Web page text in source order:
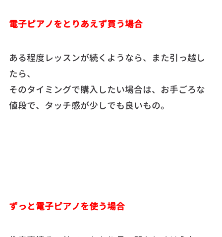
電子ピアノをとりあえず買う場合
ある程度レッスンが続くようなら、また引っ越し
たら、
そのタイミングで購入したい場合は、お手ごろな
値段で、タッチ感が少しでも良いもの。
ずっと電子ピアノを使う場合